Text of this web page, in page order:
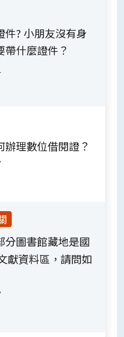
? 小朋友沒有身
什麼證件？
理數位借閱證？
分圖書館藏地是國
獻資料區，請問如